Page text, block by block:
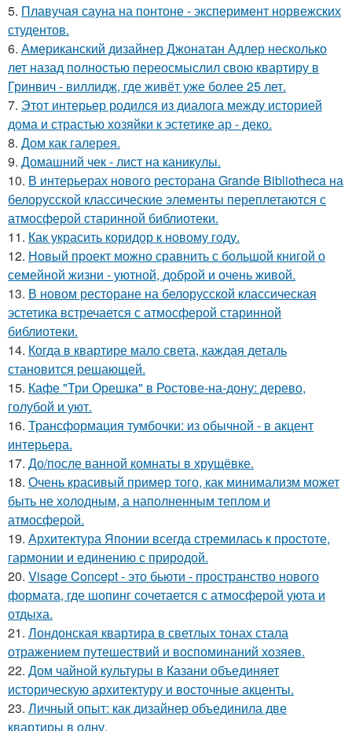
5. Плавучая сауна на понтоне - эксперимент норвежских
студентов.
6. Американский дизайнер Джонатан Адлер несколько
лет назад полностью переосмыслил свою квартиру в
Гринвич - виллидж, где живёт уже более 25 лет.
7. Этот интерьер родился из диалога между историей
дома и страстью хозяйки к эстетике ар - деко.
8. Дом как галерея.
9. Домашний чек - лист на каникулы.
10. В интерьерах нового ресторана Grande Bibliotheca на
белорусской классические элементы переплетаются с
атмосферой старинной библиотеки.
11. Как украсить коридор к новому году.
12. Новый проект можно сравнить с большой книгой о
семейной жизни - уютной, доброй и очень живой.
13. В новом ресторане на белорусской классическая
эстетика встречается с атмосферой старинной
библиотеки.
14. Когда в квартире мало света, каждая деталь
становится решающей.
15. Кафе "Три Орешка" в Ростове-на-дону: дерево,
голубой и уют.
16. Трансформация тумбочки: из обычной - в акцент
интерьера.
17. До/после ванной комнаты в хрущёвке.
18. Очень красивый пример того, как минимализм может
быть не холодным, а наполненным теплом и
атмосферой.
19. Архитектура Японии всегда стремилась к простоте,
гармонии и единению с природой.
20. Visage Concept - это бьюти - пространство нового
формата, где шопинг сочетается с атмосферой уюта и
отдыха.
21. Лондонская квартира в светлых тонах стала
отражением путешествий и воспоминаний хозяев.
22. Дом чайной культуры в Казани объединяет
историческую архитектуру и восточные акценты.
23. Личный опыт: как дизайнер объединила две
квартиры в одну.